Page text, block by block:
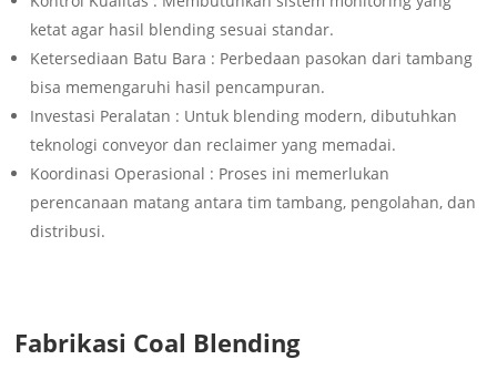
ketat agar hasil blending sesuai standar.
Ketersediaan Batu Bara : Perbedaan pasokan dari tambang
bisa memengaruhi hasil pencampuran.
Investasi Peralatan : Untuk blending modern, dibutuhkan
teknologi conveyor dan reclaimer yang memadai.
Koordinasi Operasional : Proses ini memerlukan
perencanaan matang antara tim tambang, pengolahan, dan
distribusi.
Fabrikasi Coal Blending